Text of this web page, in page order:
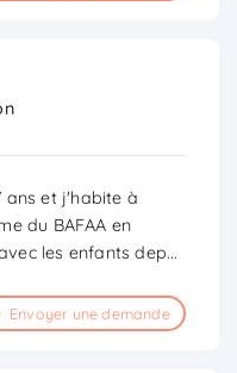
ans et j'habite à
du BAFAA en
les enfants dep...
Envoyer une demande